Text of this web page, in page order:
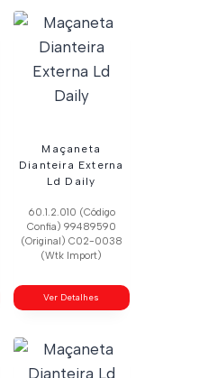
Maçaneta
Dianteira Externa
Ld Daily
60.1.2.010 (Código
Confia) 99489590
(Original) C02-0038
(Wtk Import)
Ver Detalhes